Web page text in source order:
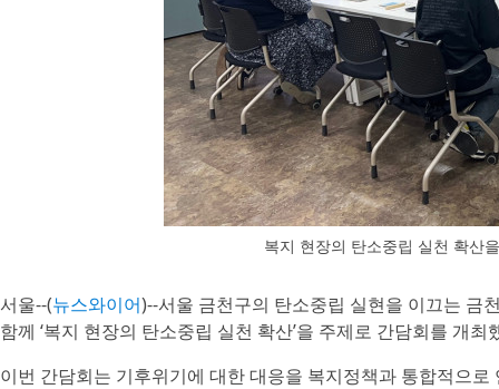
복지 현장의 탄소중립 실천 확산
서울--(뉴스와이어)--서울 금천구의 탄소중립 실현을 이끄는 금
함께 ‘복지 현장의 탄소중립 실천 확산’을 주제로 간담회를 개최
이번 간담회는 기후위기에 대한 대응을 복지정책과 통합적으